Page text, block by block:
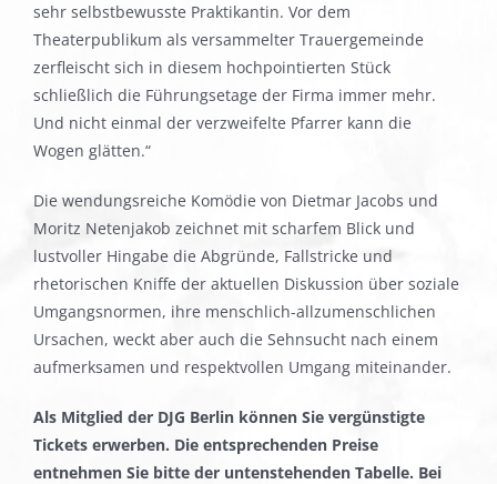
sehr selbstbewusste Praktikantin. Vor dem
Theaterpublikum als versammelter Trauergemeinde
zerfleischt sich in diesem hochpointierten Stück
schließlich die Führungsetage der Firma immer mehr.
Und nicht einmal der verzweifelte Pfarrer kann die
Wogen glätten.“
Die wendungsreiche Komödie von Dietmar Jacobs und
Moritz Netenjakob zeichnet mit scharfem Blick und
lustvoller Hingabe die Abgründe, Fallstricke und
rhetorischen Kniffe der aktuellen Diskussion über soziale
Umgangsnormen, ihre menschlich-allzumenschlichen
Ursachen, weckt aber auch die Sehnsucht nach einem
aufmerksamen und respektvollen Umgang miteinander.
Als Mitglied der DJG Berlin können Sie vergünstigte
Tickets erwerben. Die entsprechenden Preise
entnehmen Sie bitte der untenstehenden Tabelle. Bei